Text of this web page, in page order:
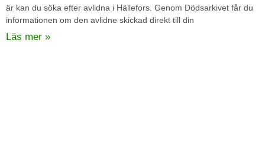
är kan du söka efter avlidna i Hällefors. Genom Dödsarkivet får du
informationen om den avlidne skickad direkt till din
Läs mer »